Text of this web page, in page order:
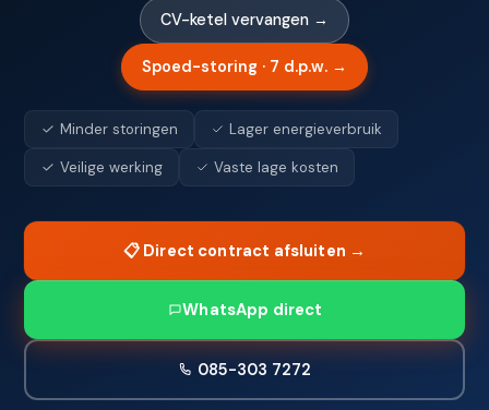
CV-ketel vervangen →
Spoed-storing · 7 d.p.w. →
Minder storingen Lager energieverbruik
Veilige werking Vaste lage kosten
📋 Direct contract afsluiten →
WhatsApp direct
085-303 7272